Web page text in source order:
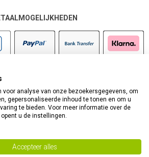
voor analyse van onze bezoekersgegevens, om
gepersonaliseerde inhoud te tonen en om u
te bieden. Voor meer informatie over de
u de instellingen.
Accepteer alles